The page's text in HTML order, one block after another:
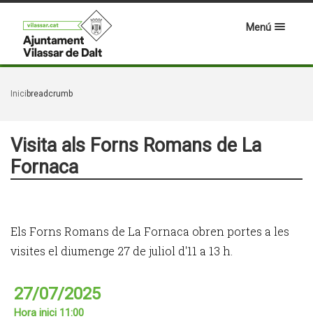
Menú
Inici breadcrumb
Visita als Forns Romans de La
Fornaca
Els Forns Romans de La Fornaca obren portes a les
visites el diumenge 27 de juliol d'11 a 13 h.
27/07/2025
Hora inici 11:00